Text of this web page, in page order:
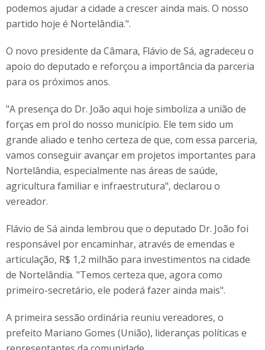
podemos ajudar a cidade a crescer ainda mais. O nosso
partido hoje é Nortelândia.".
O novo presidente da Câmara, Flávio de Sá, agradeceu o
apoio do deputado e reforçou a importância da parceria
para os próximos anos.
"A presença do Dr. João aqui hoje simboliza a união de
forças em prol do nosso município. Ele tem sido um
grande aliado e tenho certeza de que, com essa parceria,
vamos conseguir avançar em projetos importantes para
Nortelândia, especialmente nas áreas de saúde,
agricultura familiar e infraestrutura", declarou o
vereador.
Flávio de Sá ainda lembrou que o deputado Dr. João foi
responsável por encaminhar, através de emendas e
articulação, R$ 1,2 milhão para investimentos na cidade
de Nortelândia. "Temos certeza que, agora como
primeiro-secretário, ele poderá fazer ainda mais".
A primeira sessão ordinária reuniu vereadores, o
prefeito Mariano Gomes (União), lideranças políticas e